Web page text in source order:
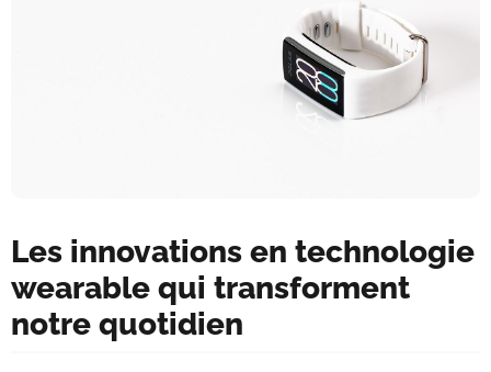
Les innovations en technologie
wearable qui transforment
notre quotidien